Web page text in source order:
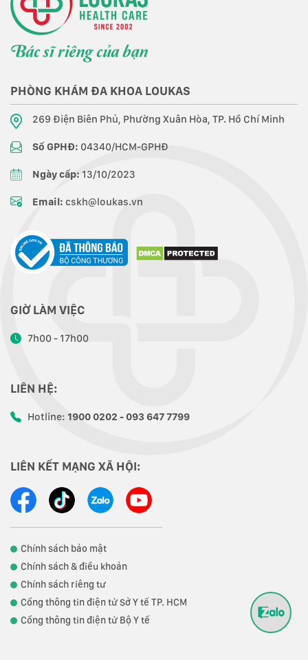
PHÒNG KHÁM ĐA KHOA LOUKAS
269 Điện Biên Phủ, Phường Xuân Hòa, TP. Hồ Chí Minh
Số GPHĐ: 04340/HCM-GPHĐ
Ngày cấp: 13/10/2023
Email: cskh@loukas.vn
GIỜ LÀM VIỆC
7h00 - 17h00
LIÊN HỆ:
Hotline: 1900 0202 - 093 647 7799
LIÊN KẾT MẠNG XÃ HỘI:
Chính sách bảo mật
Chính sách & điều khoản
Chính sách riêng tư
Cổng thông tin điện tử Sở Y tế TP. HCM
Cổng thông tin điện tử Bộ Y tế